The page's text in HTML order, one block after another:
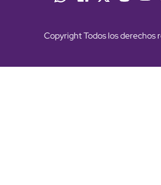
Copyright Todos los derechos